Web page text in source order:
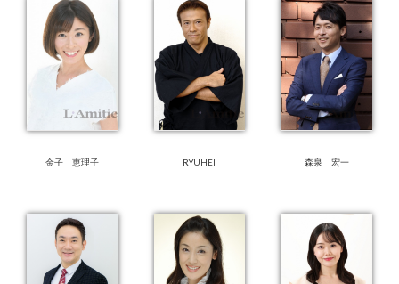
金子 恵理子 RYUHEI 森泉 宏一